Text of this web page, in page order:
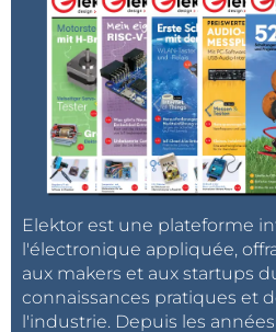
Le circuit imprimé est conçu
compose
Projet de surveillance de
L'article intitulé «judas
Pi » a été publié dans Elektor
novembre/décembre 2016. Il
gratuitement pendant les
Elektor est une plateforme
l'électronique appliquée,
aux makers et aux startups
connaissances pratiques et
l'industrie. Depuis les